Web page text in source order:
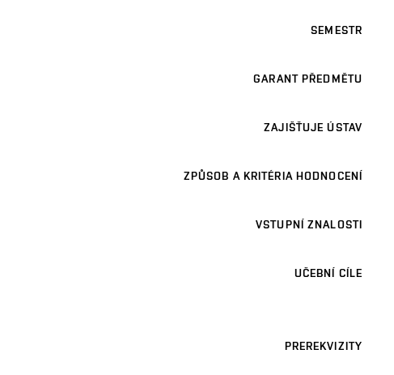
SEMESTR
GARANT PŘEDMĚTU
ZAJIŠŤUJE ÚSTAV
ZPŮSOB A KRITÉRIA HODNOCENÍ
VSTUPNÍ ZNALOSTI
UČEBNÍ CÍLE
PREREKVIZITY